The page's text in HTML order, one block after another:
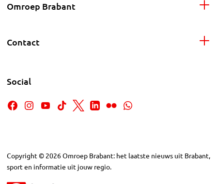
Omroep Brabant
Contact
Social
Copyright © 2026Omroep Brabant: het laatste nieuws uit Brabant,
sport en informatie uit jouw regio.